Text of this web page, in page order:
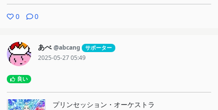
0 0
あべ @abcang サポーター
2025-05-27 05:49
良い
プリンセッション・オーケストラ